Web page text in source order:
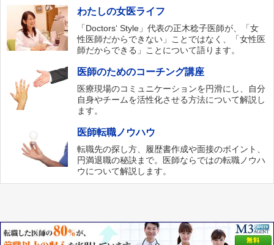
わたしの女医ライフ
「Doctors‘ Style」代表の正木稔子医師が、「女
性医師だからできない」ことではなく、「女性医
師だからできる」ことについて語ります。
医師のためのコーチング講座
医療現場のコミュニケーションを円滑にし、自分
自身やチームを活性化させる方法について解説し
ます。
医師転職ノウハウ
転職先の探し方、履歴書作成や面接のポイント、
円満退職の秘訣まで。医師ならではの転職ノウハ
ウについて解説します。